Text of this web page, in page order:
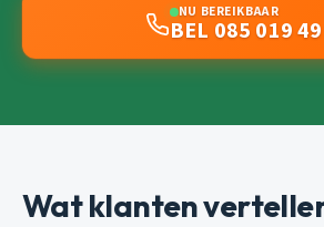
NU BEREIKBAAR
BEL 085 019
Wat klanten